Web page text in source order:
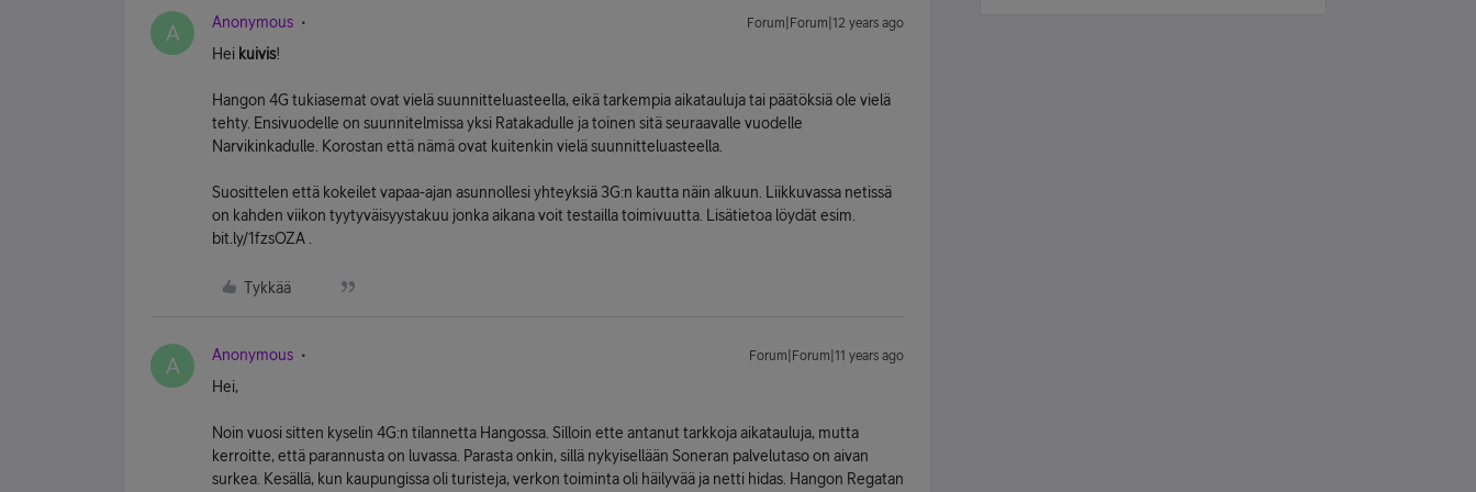
A Anonymous Forum|Forum|12 years ago
Hei kuivis!
Hangon 4G tukiasemat ovat vielä suunnitteluasteella, eikä tarkempia aikatauluja tai päätöksiä ole vielä
tehty. Ensivuodelle on suunnitelmissa yksi Ratakadulle ja toinen sitä seuraavalle vuodelle
Narvikinkadulle. Korostan että nämä ovat kuitenkin vielä suunnitteluasteella.
Suosittelen että kokeilet vapaa-ajan asunnollesi yhteyksiä 3G:n kautta näin alkuun. Liikkuvassa netissä
on kahden viikon tyytyväisyystakuu jonka aikana voit testailla toimivuutta. Lisätietoa löydät esim.
bit.ly/1fzsOZA .
Tykkää
A Anonymous Forum|Forum|11 years ago
Hei,
Noin vuosi sitten kyselin 4G:n tilannetta Hangossa. Silloin ette antanut tarkkoja aikatauluja, mutta
kerroitte, että parannusta on luvassa. Parasta onkin, sillä nykyisellään Soneran palvelutaso on aivan
surkea. Kesällä, kun kaupungissa oli turisteja, verkon toiminta oli häilyvää ja netti hidas. Hangon Regatan